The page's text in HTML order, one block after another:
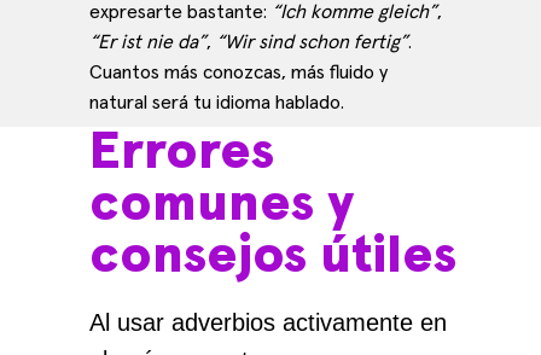
expresarte bastante: “Ich komme gleich”,
“Er ist nie da”, “Wir sind schon fertig”.
Cuantos más conozcas, más fluido y
natural será tu idioma hablado.
Errores
comunes y
consejos útiles
Al usar adverbios activamente en